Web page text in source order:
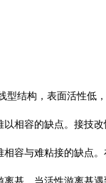
型结构，表面活性
相容的缺点。接技
容与难粘接的缺点